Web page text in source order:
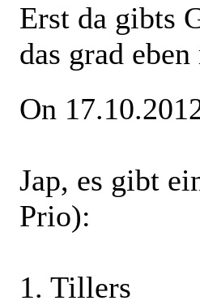
Erst da gibts
das grad
On
Jap, es gibt
Prio):
1. Tillers